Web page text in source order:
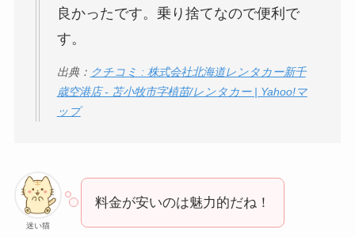
良かったです。乗り捨てなので便利で
す。
出典： クチコミ : 株式会社北海道レンタカー新千
歳空港店 - 苫小牧市字植苗/レンタカー | Yahoo!マ
ップ
迷い猫
料金が安いのは魅力的だね！